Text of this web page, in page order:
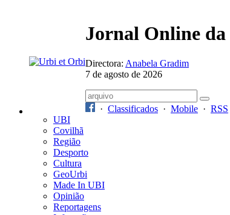
Jornal Online da
Directora: Anabela Gradim
7 de agosto de 2026
· Classificados · Mobile · RSS
UBI
Covilhã
Região
Desporto
Cultura
GeoUrbi
Made In UBI
Opinião
Reportagens